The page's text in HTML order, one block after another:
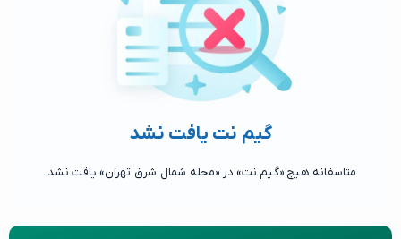
گیم نت یافت نشد
متاسفانه هیچ «گیم نت» در «محله شمال شرق تهران» یافت نشد.